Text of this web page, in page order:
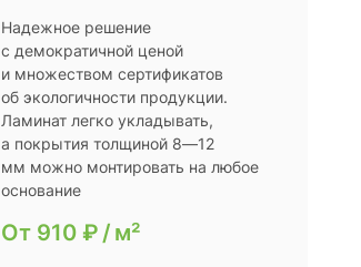
Надежное решение
с демократичной ценой
и множеством сертификатов
об экологичности продукции.
Ламинат легко укладывать,
а покрытия толщиной 8—12
мм можно монтировать на любое
основание
От 910 ₽ / м²